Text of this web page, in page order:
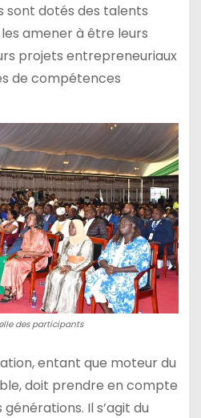
sont dotés des talents
amener à être leurs
projets entrepreneuriaux
de compétences
des participants
entant que moteur du
doit prendre en compte
Il s’agit du